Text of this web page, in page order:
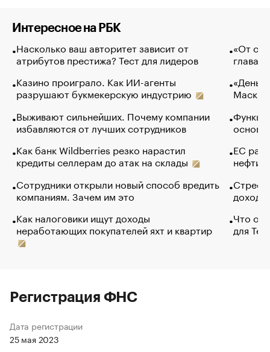
Интересное на РБК
Насколько ваш авторитет зависит от
атрибутов престижа? Тест для лидеров
Казино проиграло. Как ИИ-агенты
разрушают букмекерскую индустрию
Выживают сильнейших. Почему компании
избавляются от лучших сотрудников
Как банк Wildberries резко нарастил
кредиты селлерам до атак на склады
Сотрудники открыли новый способ вредить
компаниям. Зачем им это
Как налоговики ищут доходы
неработающих покупателей яхт и квартир
«От
глава
Маск в
основ
ЕС
нефти
Что
для
Регистрация ФНС
Дата регистрации
25 мая 2023